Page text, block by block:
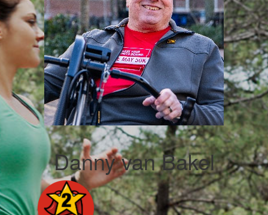
Danny van Bakel